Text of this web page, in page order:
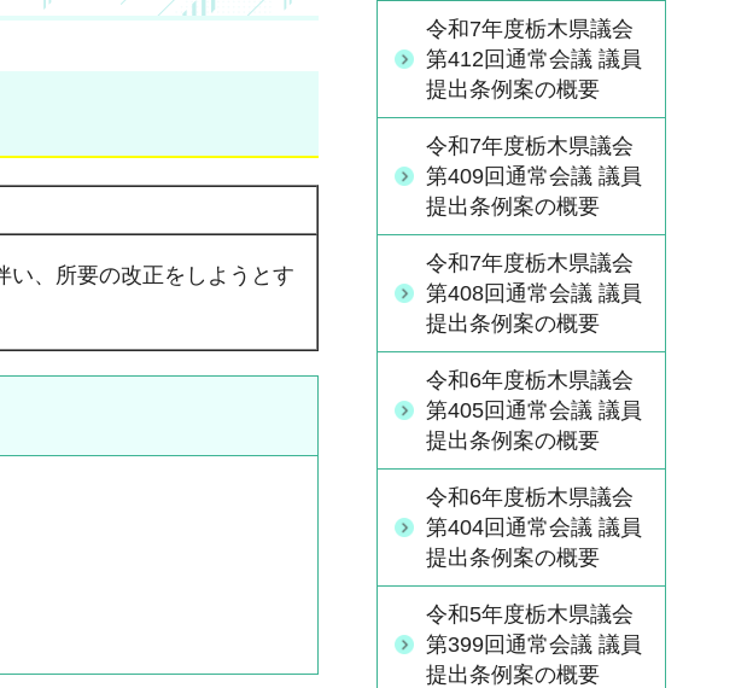
い、所要の改正をしようとす
令和7年度栃木県議会
第412回通常会議 議員
提出条例案の概要
令和7年度栃木県議会
第409回通常会議 議員
提出条例案の概要
令和7年度栃木県議会
第408回通常会議 議員
提出条例案の概要
令和6年度栃木県議会
第405回通常会議 議員
提出条例案の概要
令和6年度栃木県議会
第404回通常会議 議員
提出条例案の概要
令和5年度栃木県議会
第399回通常会議 議員
提出条例案の概要